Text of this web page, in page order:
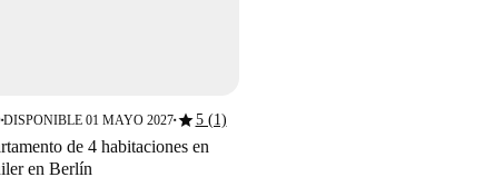
■DISPONIBLE 01 MAYO 2027■star5 (1)
de 4 habitaciones en
en Berlín